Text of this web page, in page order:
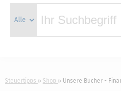
Steuertipps Shop Unsere Bücher -